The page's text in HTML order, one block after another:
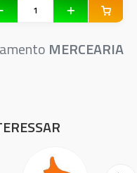
MERCEARIA